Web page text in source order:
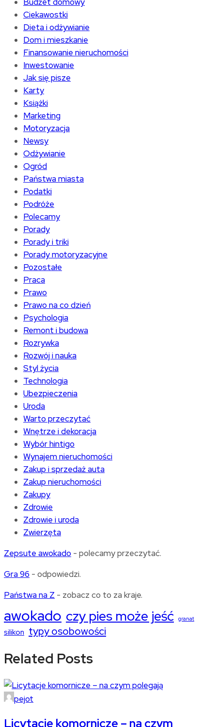
Ciekawostki
Dieta i odżywianie
Dom i mieszkanie
Finansowanie nieruchomości
Inwestowanie
Jak się pisze
Karty
Książki
Marketing
Motoryzacja
Newsy
Odżywianie
Ogród
Państwa miasta
Podatki
Podróże
Polecamy
Porady
Porady i triki
Porady motoryzacyjne
Pozostałe
Praca
Prawo
Prawo na co dzień
Psychologia
Remont i budowa
Rozrywka
Rozwój i nauka
Styl życia
Technologia
Ubezpieczenia
Uroda
Warto przeczytać
Wnętrze i dekoracja
Wybór hintigo
Wynajem nieruchomości
Zakup i sprzedaż auta
Zakup nieruchomości
Zakupy
Zdrowie
Zdrowie i uroda
Zwierzęta
Zepsute awokado - polecamy przeczytać.
Gra 96 - odpowiedzi.
Państwa na Z - zobacz co to za kraje.
awokado czy pies może jeść granat
silikon typy osobowości
Related Posts
pejot
Licytacje komornicze – na czym